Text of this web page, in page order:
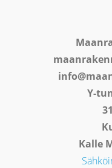
Y-
Kalle